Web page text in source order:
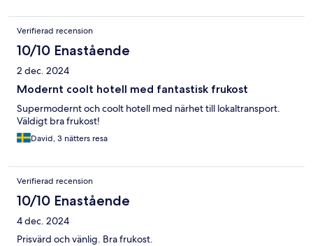
Verifierad recension
10/10 Enastående
2 dec. 2024
Modernt coolt hotell med fantastisk frukost
Supermodernt och coolt hotell med närhet till lokaltransport.
Väldigt bra frukost!
David, 3 nätters resa
Verifierad recension
10/10 Enastående
4 dec. 2024
Prisvärd och vänlig. Bra frukost.